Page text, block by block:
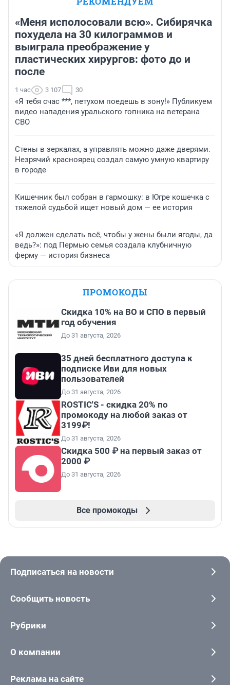
«Меня исполосовали всю». Сибирячка
похудела на 30 килограммов и
выиграла преображение у
пластических хирургов: фото до и
после
1 час 3 107 30
«Я тебя счас ***, петухом поедешь в зону!» Публикуем
видео нападения уральского гопника на ветерана
СВО
Стены в зеркалах, а управлять можно даже дверями.
Незрячий красноярец создал самую умную квартиру
в городе
Кишечник был собран в гармошку: в Югре кошечка с
тяжелой судьбой ищет новый дом — ее история
«Я должен сделать всё, чтобы у жены были ягоды, да
ведь?»: под Пермью семья создала клубничную
ферму — история бизнеса
ПРОМОКОДЫ
Скидка 10% на ВО и СПО в первый
год обучения
До 31 августа, 2026
35 дней бесплатного доступа к
подписке Иви для новых
пользователей
До 31 августа, 2026
ROSTIC'S - скидка 20% по
промокоду на любой заказ от
3199₽!
До 31 августа, 2026
Скидка 500 ₽ на первый заказ от
2000 ₽
До 31 августа, 2026
Все промокоды
Подписаться на новости
Сообщить новость
Рубрики
О компании
Реклама на сайте